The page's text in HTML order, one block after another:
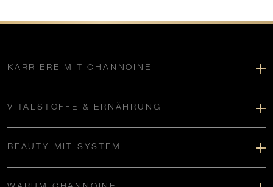
KARRIERE MIT CHANNOINE
VITALSTOFFE & ERNÄHRUNG
BEAUTY MIT SYSTEM